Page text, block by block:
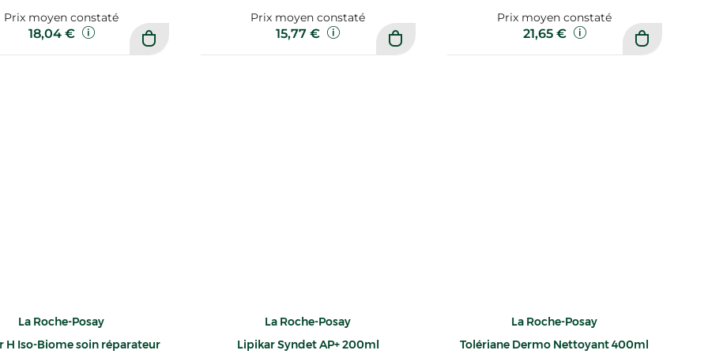
Prix moyen constaté
18,04 €
Prix moyen constaté
15,77 €
Prix moyen constaté
21,65 €
La Roche-Posay
H Iso-Biome soin réparateur
La Roche-Posay
Lipikar Syndet AP+ 200ml
La Roche-Posay
Tolériane Dermo Nettoyant 400ml